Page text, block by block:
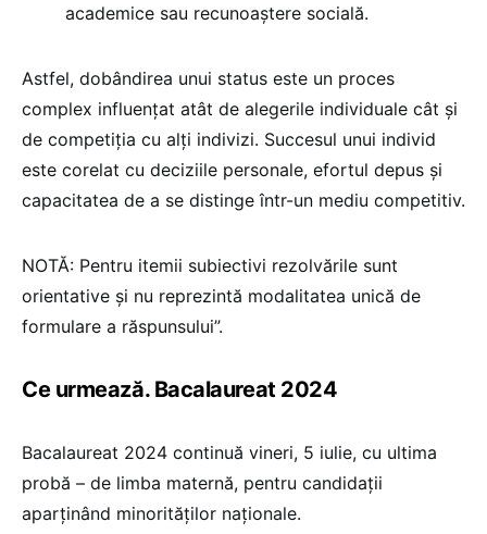
academice sau recunoaștere socială.
Astfel, dobândirea unui status este un proces
complex influențat atât de alegerile individuale cât și
de competiția cu alți indivizi. Succesul unui individ
este corelat cu deciziile personale, efortul depus și
capacitatea de a se distinge într-un mediu competitiv.
NOTĂ: Pentru itemii subiectivi rezolvările sunt
orientative și nu reprezintă modalitatea unică de
formulare a răspunsului”.
Ce urmează. Bacalaureat 2024
Bacalaureat 2024 continuă vineri, 5 iulie, cu ultima
probă – de limba maternă, pentru candidații
aparținând minorităților naționale.